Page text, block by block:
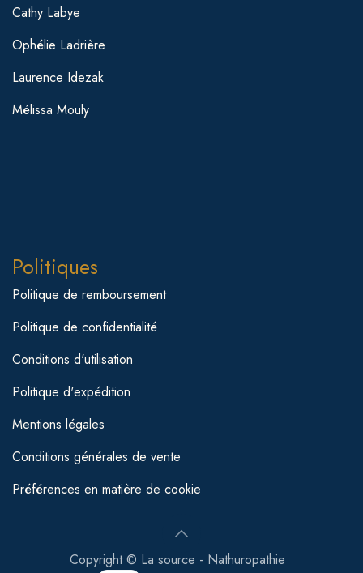
Cathy Labye
Ophélie Ladrière
Laurence Idezak
Mélissa Mouly
Politiques
Politique de remboursement
Politique de confidentialité
Conditions d'utilisation
Politique d'expédition
Mentions légales
Conditions générales de vente
Préférences en matière de cookie
Copyright © La source - Nathuropathie